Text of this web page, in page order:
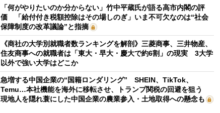
「何がやりたいのか分からない」竹中平蔵氏が語る高市内閣の評
価 「給付付き税額控除はその場しのぎ」いま不可欠なのは“社会
保障制度の改革議論”と指摘
《商社の大学別就職者数ランキングを解剖》三菱商事、三井物産、
住友商事への就職者は「東大・早大・慶大で約6割」の現実 3大学
以外で強い大学はどこか
急増する中国企業の“国籍ロンダリング” SHEIN、TikTok、
Temu…本社機能を海外に移転させ、トランプ関税の回避を狙う
現地人を隠れ蓑にした中国企業の農業参入・土地取得への懸念も